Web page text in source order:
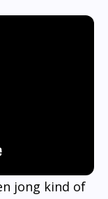
jong kind of